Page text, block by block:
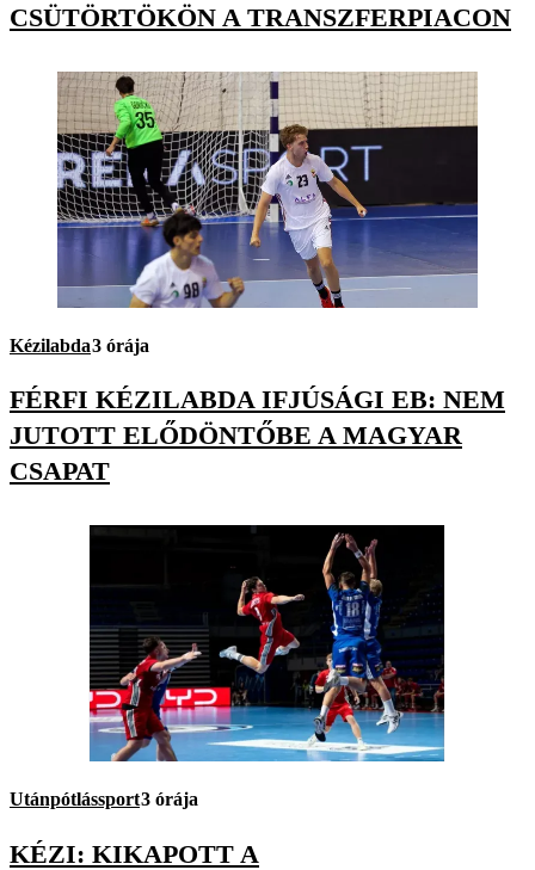
CSÜTÖRTÖKÖN A TRANSZFERPIACON
Kézilabda3 órája
FÉRFI KÉZILABDA IFJÚSÁGI EB: NEM
JUTOTT ELŐDÖNTŐBE A MAGYAR
CSAPAT
Utánpótlássport3 órája
KÉZI: KIKAPOTT A